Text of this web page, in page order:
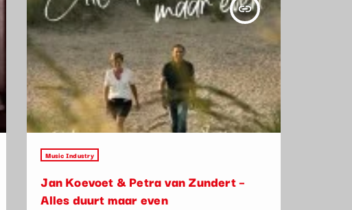
insert_link
Music Industry
Jan Koevoet & Petra van Zundert –
Alles duurt maar even